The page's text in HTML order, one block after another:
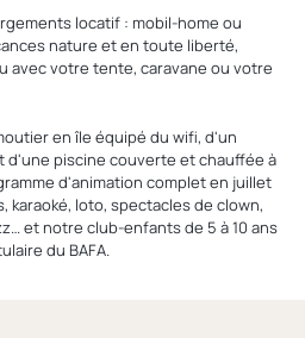
locatif : mobil-home ou
nature et en toute liberté,
avec votre tente, caravane ou votre
en île équipé du wifi, d'un
d'une piscine couverte et chauffée à
d'animation complet en juillet
karaoké, loto, spectacles de clown,
et notre club-enfants de 5 à 10 ans
du BAFA.